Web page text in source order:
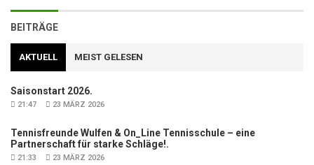
BEITRÄGE
AKTUELL MEIST GELESEN
Saisonstart 2026.
21:47 23 MÄRZ 2026
Tennisfreunde Wulfen & On_Line Tennisschule – eine
Partnerschaft für starke Schläge!.
21:33 23 MÄRZ 2026